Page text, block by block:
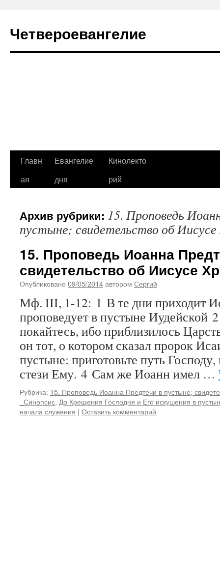
Четвероевангелие
Перейти
Главн
ая
Евангелие
дня
Кинолекто
рий
Архив рубрики: 15. Проповедь
пустыне; свидетельство об
15. Проповедь Иоанна
свидетельство об Иисусе
Опубликовано 09/05/2014автором Сергий
Мф. III, 1-12: 1 В те дни приходит
проповедует в пустыне Иудейской
покайтесь, ибо приблизилось
он тот, о котором сказал пророк
пустыне: приготовьте путь
стези Ему. 4 Сам же Иоанн имел …
Рубрика: 15. Проповедь Иоанна Предтечи в пустыне;
_Синопсис, До Крещения Господня и Его искушения в
начала служения | Оставить комментарий